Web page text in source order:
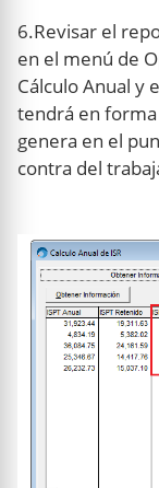
6.Revisar el
en el menú de
Cálculo Anual y
tendrá en
genera en el
contra del